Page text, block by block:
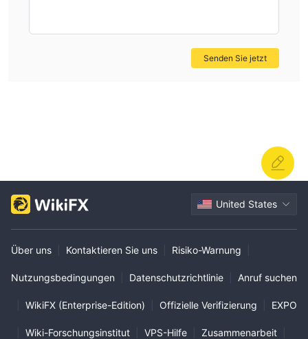
Senden Sie jetzt
United States
Über uns Kontaktieren Sie uns Risiko-Warnung
Nutzungsbedingungen Datenschutzrichtlinie Anruf suchen
WikiFX (Enterprise-Edition) Offizielle Verifizierung EXPO
Wiki-Forschungsinstitut VPS-Hilfe Zusammenarbeit